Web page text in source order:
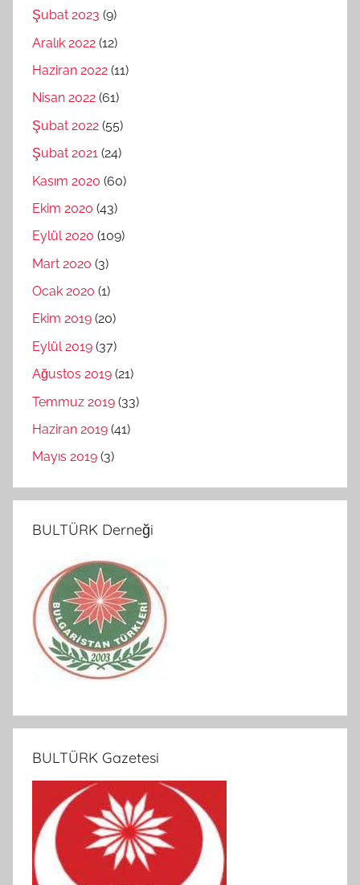
Şubat 2023 (9)
Aralık 2022 (12)
Haziran 2022 (11)
Nisan 2022 (61)
Şubat 2022 (55)
Şubat 2021 (24)
Kasım 2020 (60)
Ekim 2020 (43)
Eylül 2020 (109)
Mart 2020 (3)
Ocak 2020 (1)
Ekim 2019 (20)
Eylül 2019 (37)
Ağustos 2019 (21)
Temmuz 2019 (33)
Haziran 2019 (41)
Mayıs 2019 (3)
BULTÜRK Derneği
BULTÜRK Gazetesi